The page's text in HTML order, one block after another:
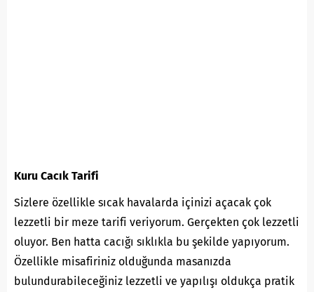
Kuru Cacık Tarifi
Sizlere özellikle sıcak havalarda içinizi açacak çok
lezzetli bir meze tarifi veriyorum. Gerçekten çok lezzetli
oluyor. Ben hatta cacığı sıklıkla bu şekilde yapıyorum.
Özellikle misafiriniz olduğunda masanızda
bulundurabileceğiniz lezzetli ve yapılışı oldukça pratik